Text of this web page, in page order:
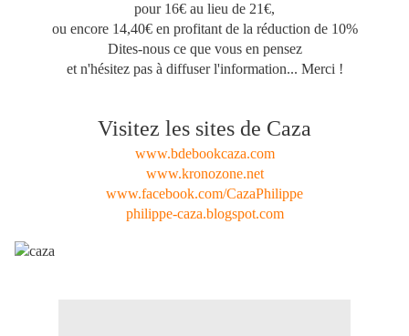
pour 16€ au lieu de 21€,
ou encore 14,40€ en profitant de la réduction de 10%
Dites-nous ce que vous en pensez
et n'hésitez pas à diffuser l'information... Merci !
Visitez les sites de Caza
www.bdebookcaza.com
www.kronozone.net
www.facebook.com/CazaPhilippe
philippe-caza.blogspot.com